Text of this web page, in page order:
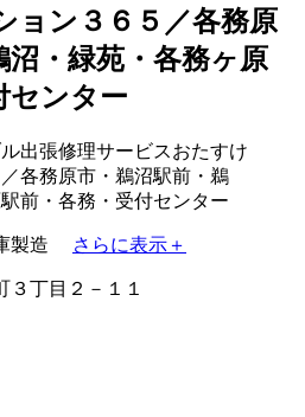
ョン３６５／各務原
沼・緑苑・各務ヶ原
センター
製造 さらに表示＋
丁目２－１１